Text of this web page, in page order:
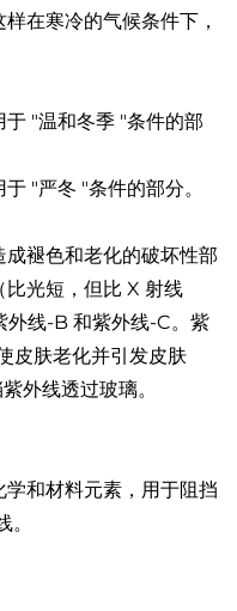
在寒冷的气候条件下，
"温和冬季 "条件的部
"严冬 "条件的部分。
褪色和老化的破坏性部
光短，但比 X 射线
外线-B 和紫外线-C。紫
皮肤老化并引发皮肤
外线透过玻璃。
和材料元素，用于阻挡